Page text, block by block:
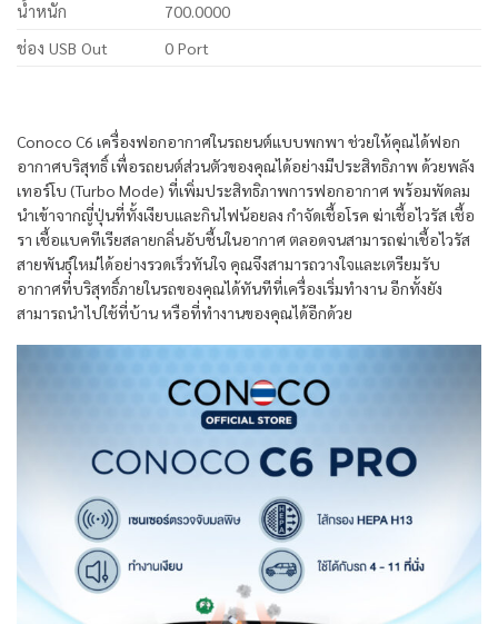
น้ำหนัก
700.0000
ช่อง USB Out
0 Port
Conoco C6 เครื่องฟอกอากาศในรถยนต์แบบพกพา ช่วยให้คุณได้ฟอก
อากาศบริสุทธิ์ เพื่อรถยนต์ส่วนตัวของคุณได้อย่างมีประสิทธิภาพ ด้วยพลัง
เทอร์โบ (Turbo Mode) ที่เพิ่มประสิทธิภาพการฟอกอากาศ พร้อมพัดลม
นำเข้าจากญี่ปุ่นที่ทั้งเงียบและกินไฟน้อยลง กำจัดเชื้อโรค ฆ่าเชื้อไวรัส เชื้อ
รา เชื้อแบคทีเรียสลายกลิ่นอับชื้นในอากาศ ตลอดจนสามารถฆ่าเชื้อไวรัส
สายพันธุ์ใหม่ได้อย่างรวดเร็วทันใจ คุณจึงสามารถวางใจและเตรียมรับ
อากาศที่บริสุทธิ์ภายในรถของคุณได้ทันทีที่เครื่องเริ่มทำงาน อีกทั้งยัง
สามารถนำไปใช้ที่บ้าน หรือที่ทำงานของคุณได้อีกด้วย